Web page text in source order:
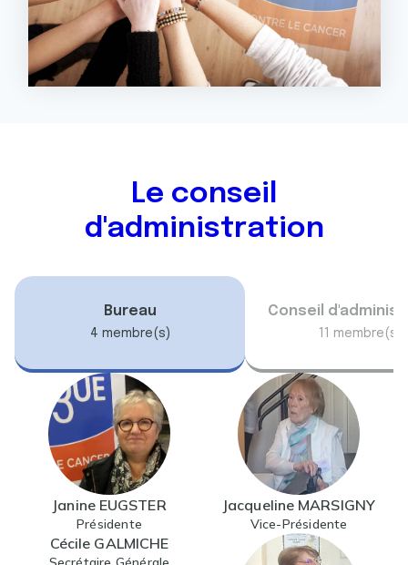
Le conseil
d'administration
Bureau
4 membre(s)
Conseil
11 membre(s)
Janine EUGSTER
Présidente
Jacqueline MARSIGNY
Vice-Présidente
Cécile GALMICHE